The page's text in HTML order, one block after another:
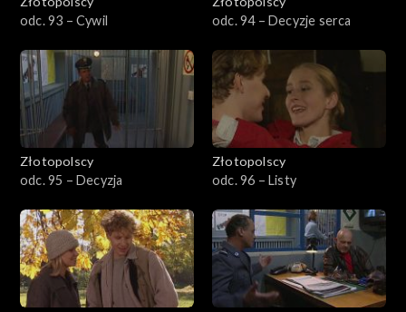
odc. 93 – Cywil
odc. 94 – Decyzje serca
Złotopolscy
odc. 95 – Decyzja
Złotopolscy
odc. 96 – Listy